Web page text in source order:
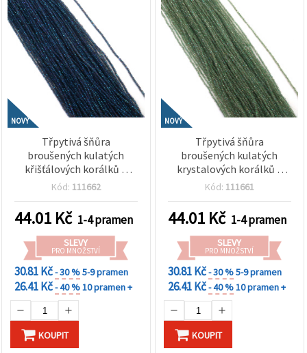
NOVÝ
Třpytivá šňůra
broušených kulatých
křišťálových korálků 2
mm, průvlek 0,6 mm –
duhová s třpytivým AB
pokovem ~200 ks
Kód: 111662
44.01 Kč 1-4 pramen
SLEVY
PRO MNOŽSTVÍ
30.81 Kč- 30 %5-9 pramen
26.41 Kč- 40 %10 pramen +
KOUPIT
NOVÝ
Třpytivá šňůra
broušených kulatých
krystalových korálků 2
mm, dírka 0,6 mm –
s AB efektem ~220 ks
Kód: 111661
44.01 Kč 1-4 pramen
SLEVY
PRO MNOŽSTVÍ
30.81 Kč- 30 %5-9 pramen
26.41 Kč- 40 %10 pramen +
KOUPIT